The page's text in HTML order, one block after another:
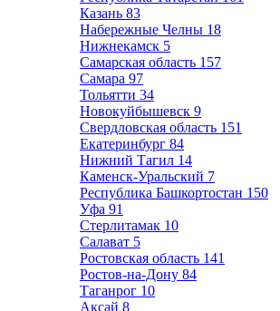
Казань 83
Набережные Челны 18
Нижнекамск 5
Самарская область 157
Самара 97
Тольятти 34
Новокуйбышевск 9
Свердловская область 151
Екатеринбург 84
Нижний Тагил 14
Каменск-Уральский 7
Республика Башкортостан 150
Уфа 91
Стерлитамак 10
Салават 5
Ростовская область 141
Ростов-на-Дону 84
Таганрог 10
Аксай 8